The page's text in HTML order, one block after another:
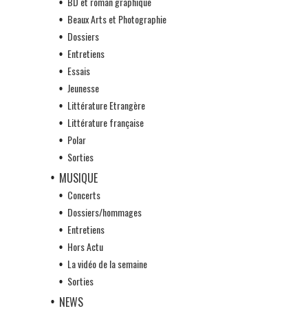
Beaux Arts et Photographie
Dossiers
Entretiens
Essais
Jeunesse
Littérature Etrangère
Littérature française
Polar
Sorties
MUSIQUE
Concerts
Dossiers/hommages
Entretiens
Hors Actu
La vidéo de la semaine
Sorties
NEWS